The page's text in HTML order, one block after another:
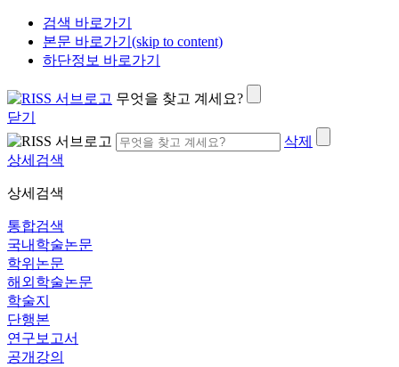
검색 바로가기
본문 바로가기(skip to content)
하단정보 바로가기
무엇을 찾고 계세요?
닫기
삭제
상세검색
상세검색
통합검색
국내학술논문
학위논문
해외학술논문
학술지
단행본
연구보고서
공개강의